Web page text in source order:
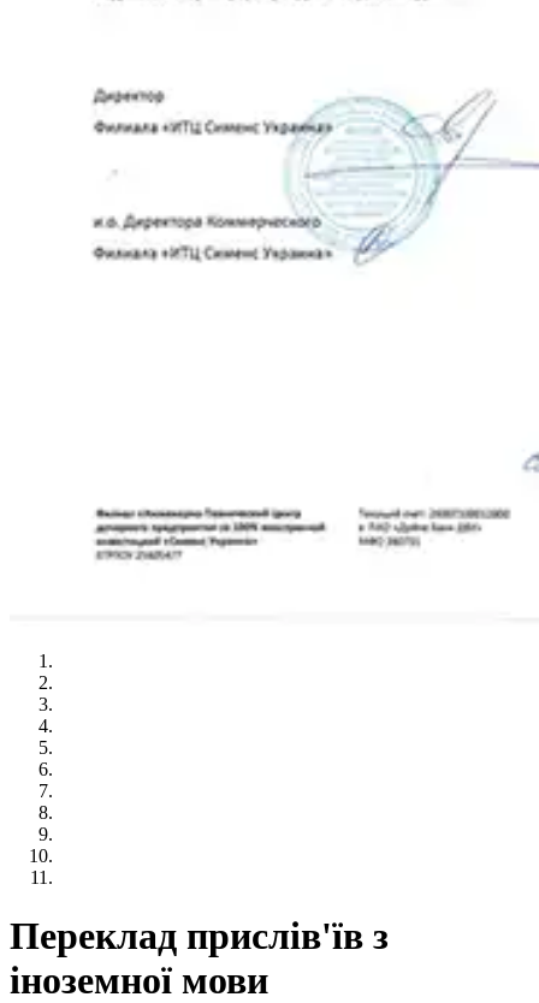
Переклад прислів'їв з
іноземної мови